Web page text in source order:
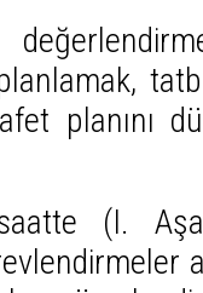
planını
(I.